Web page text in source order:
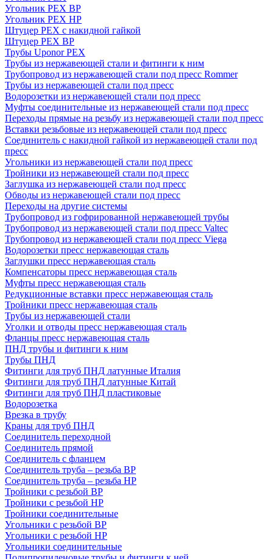
Угольник PEX ВР
Угольник PEX НР
Штуцер PEX c накидной гайкой
Штуцер PEX ВР
Трубы Uponor PEX
Трубы из нержавеющей стали и фитинги к ним
Трубопровод из нержавеющей стали под пресс Rommer
Трубы из нержавеющей стали под пресс
Водорозетки из нержавеющей стали под пресс
Муфты соединительные из нержавеющей стали под пресс
Переходы прямые на резьбу из нержавеющей стали под пресс
Вставки резьбовые из нержавеющей стали под пресс
Соединитель с накидной гайкой из нержавеющей стали под
пресс
Угольники из нержавеющей стали под пресс
Тройники из нержавеющей стали под пресс
Заглушка из нержавеющей стали под пресс
Обводы из нержавеющей стали под пресс
Переходы на другие системы
Трубопровод из гофрированной нержавеющей трубы
Трубопровод из нержавеющей стали под пресс Valtec
Трубопровод из нержавеющей стали под пресс Viega
Водорозетки пресс нержавеющая сталь
Заглушки пресс нержавеющая сталь
Компенсаторы пресс нержавеющая сталь
Муфты пресс нержавеющая сталь
Редукционные вставки пресс нержавеющая сталь
Тройники пресс нержавеющая сталь
Трубы из нержавеющей стали
Уголки и отводы пресс нержавеющая сталь
Фланцы пресс нержавеющая сталь
ПНД трубы и фитинги к ним
Трубы ПНД
Фитинги для труб ПНД латунные Италия
Фитинги для труб ПНД латунные Китай
Фитинги для труб ПНД пластиковые
Водорозетка
Врезка в трубу
Краны для труб ПНД
Соединитель переходной
Соединитель прямой
Соединитель с фланцем
Соединитель труба – резьба ВР
Соединитель труба – резьба НР
Тройники с резьбой ВР
Тройники с резьбой НР
Тройники соединительные
Угольники с резьбой ВР
Угольники с резьбой НР
Угольники соединительные